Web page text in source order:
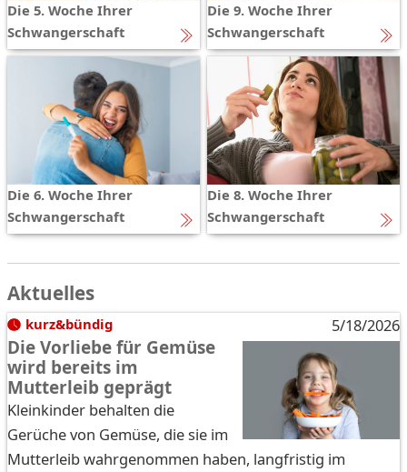
Die 5. Woche Ihrer
Schwangerschaft
Die 9. Woche Ihrer
Schwangerschaft
Die 6. Woche Ihrer
Schwangerschaft
Die 8. Woche Ihrer
Schwangerschaft
Aktuelles
kurz&bündig 5/18/2026
Die Vorliebe für Gemüse
wird bereits im
Mutterleib geprägt
Kleinkinder behalten die
Gerüche von Gemüse, die sie im
Mutterleib wahrgenommen haben, langfristig im